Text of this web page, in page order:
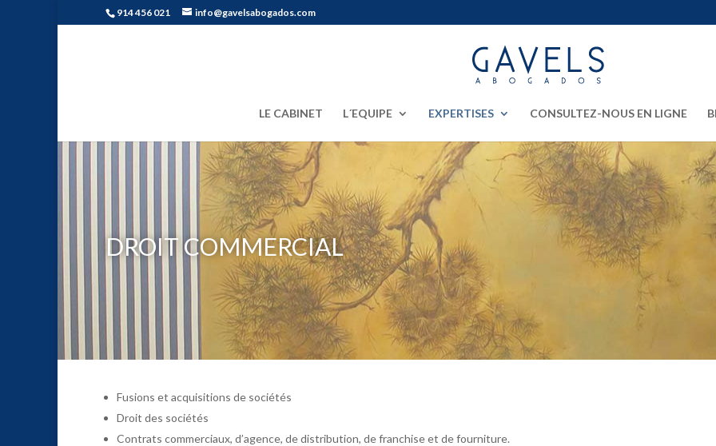
914 456 021 info@gavelsabogados.com
LE CABINET L´EQUIPE EXPERTISES CONSULTEZ-NOUS EN LIGNE
DROIT COMMERCIAL
Fusions et acquisitions de sociétés
Droit des sociétés
Contrats commerciaux, d’agence, de distribution, de franchise et de fourniture.